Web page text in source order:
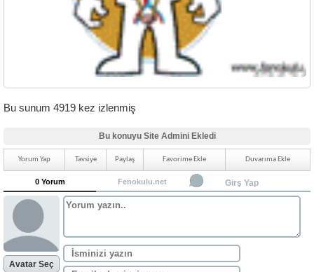
Bu sunum 4919 kez izlenmiş
Bu konuyu Site Admini Ekledi
Yorum Yap Tavsiye Paylaş Favorime Ekle Duvarıma Ekle
0 Yorum Fenokulu.net Girş Yap
Avatar Seç